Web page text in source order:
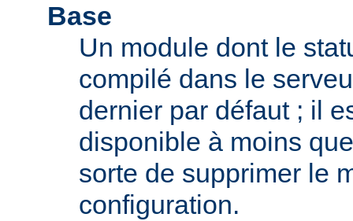
Base
Un module dont le
compilé dans le
dernier par défaut ; il
disponible à moins
sorte de supprimer le
configuration.